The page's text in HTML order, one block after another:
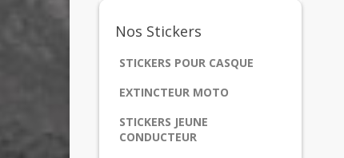
Nos Stickers
STICKERS POUR CASQUE
EXTINCTEUR MOTO
STICKERS JEUNE
CONDUCTEUR